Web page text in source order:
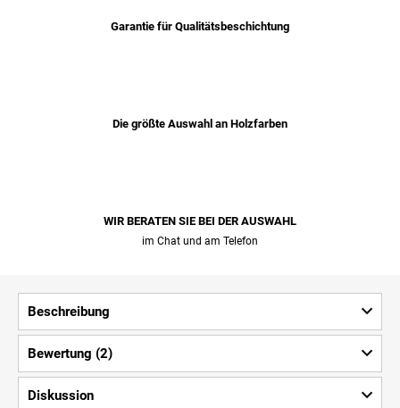
Garantie für Qualitätsbeschichtung
Die größte Auswahl an Holzfarben
WIR BERATEN SIE BEI ​​DER AUSWAHL
im Chat und am Telefon
Beschreibung
Bewertung (2)
Diskussion